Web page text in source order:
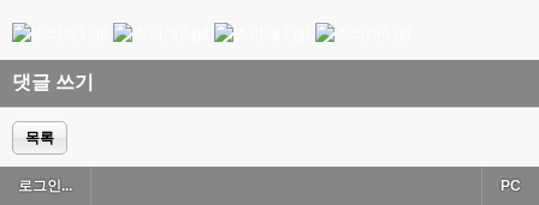
댓글 쓰기
목록
로그인... PC